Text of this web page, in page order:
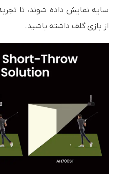
سایه نمایش داده شوند، تا
از بازی گلف داشته باشید.